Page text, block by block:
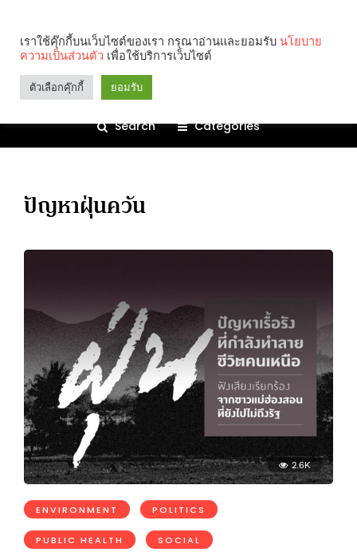
Search Categories
ปัญหาฝุ่นควัน
2.6K
ENVIRONMENT POLITICS
PUBLIC HEALTH SOCIAL
เราใช้คุ๊กกี้บนเว็บไซต์ของเรา กรุณาอ่านและยอมรับ นโยบาย
ความเป็นส่วนตัว เพื่อใช้บริการเว็บไซต์
ตัวเลือกคุ๊กกี้ ยอมรับ